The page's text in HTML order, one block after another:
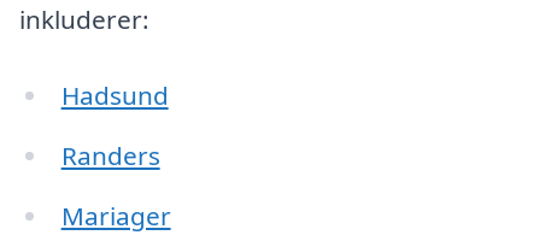
inkluderer:
Hadsund
Randers
Mariager